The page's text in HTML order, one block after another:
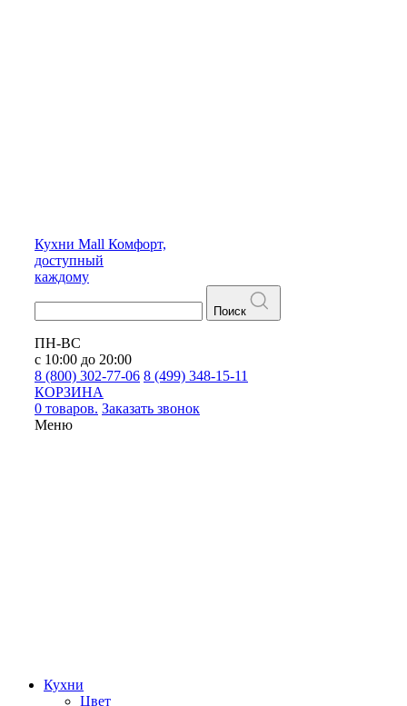
Кухни Mall Комфорт,
доступный
каждому
Поиск
ПН-ВС
с 10:00 до 20:00
8 (800) 302-77-06 8 (499) 348-15-11
КОРЗИНА
0 товаров. Заказать звонок
Меню
Кухни
Цвет